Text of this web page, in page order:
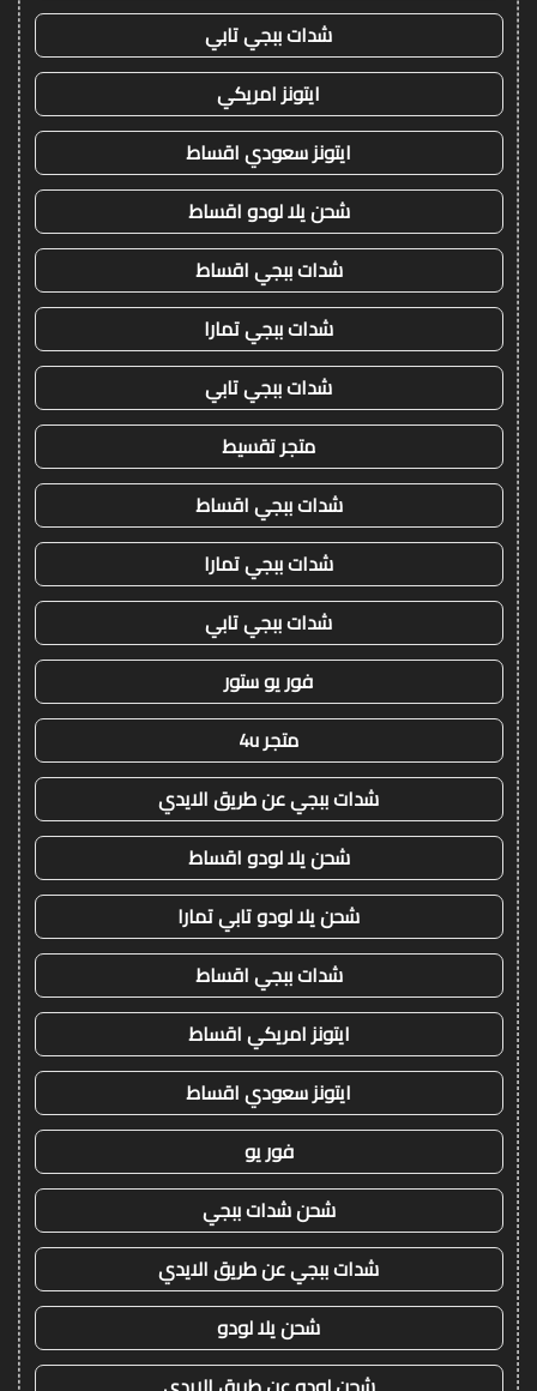
شدات ببجي تابي
ايتونز امريكي
ايتونز سعودي اقساط
شحن يلا لودو اقساط
شدات ببجي اقساط
شدات ببجي تمارا
شدات ببجي تابي
متجر تقسيط
شدات ببجي اقساط
شدات ببجي تمارا
شدات ببجي تابي
فور يو ستور
متجر 4u
شدات ببجي عن طريق الايدي
شحن يلا لودو اقساط
شحن يلا لودو تابي تمارا
شدات ببجي اقساط
ايتونز امريكي اقساط
ايتونز سعودي اقساط
فور يو
شحن شدات ببجي
شدات ببجي عن طريق الايدي
شحن يلا لودو